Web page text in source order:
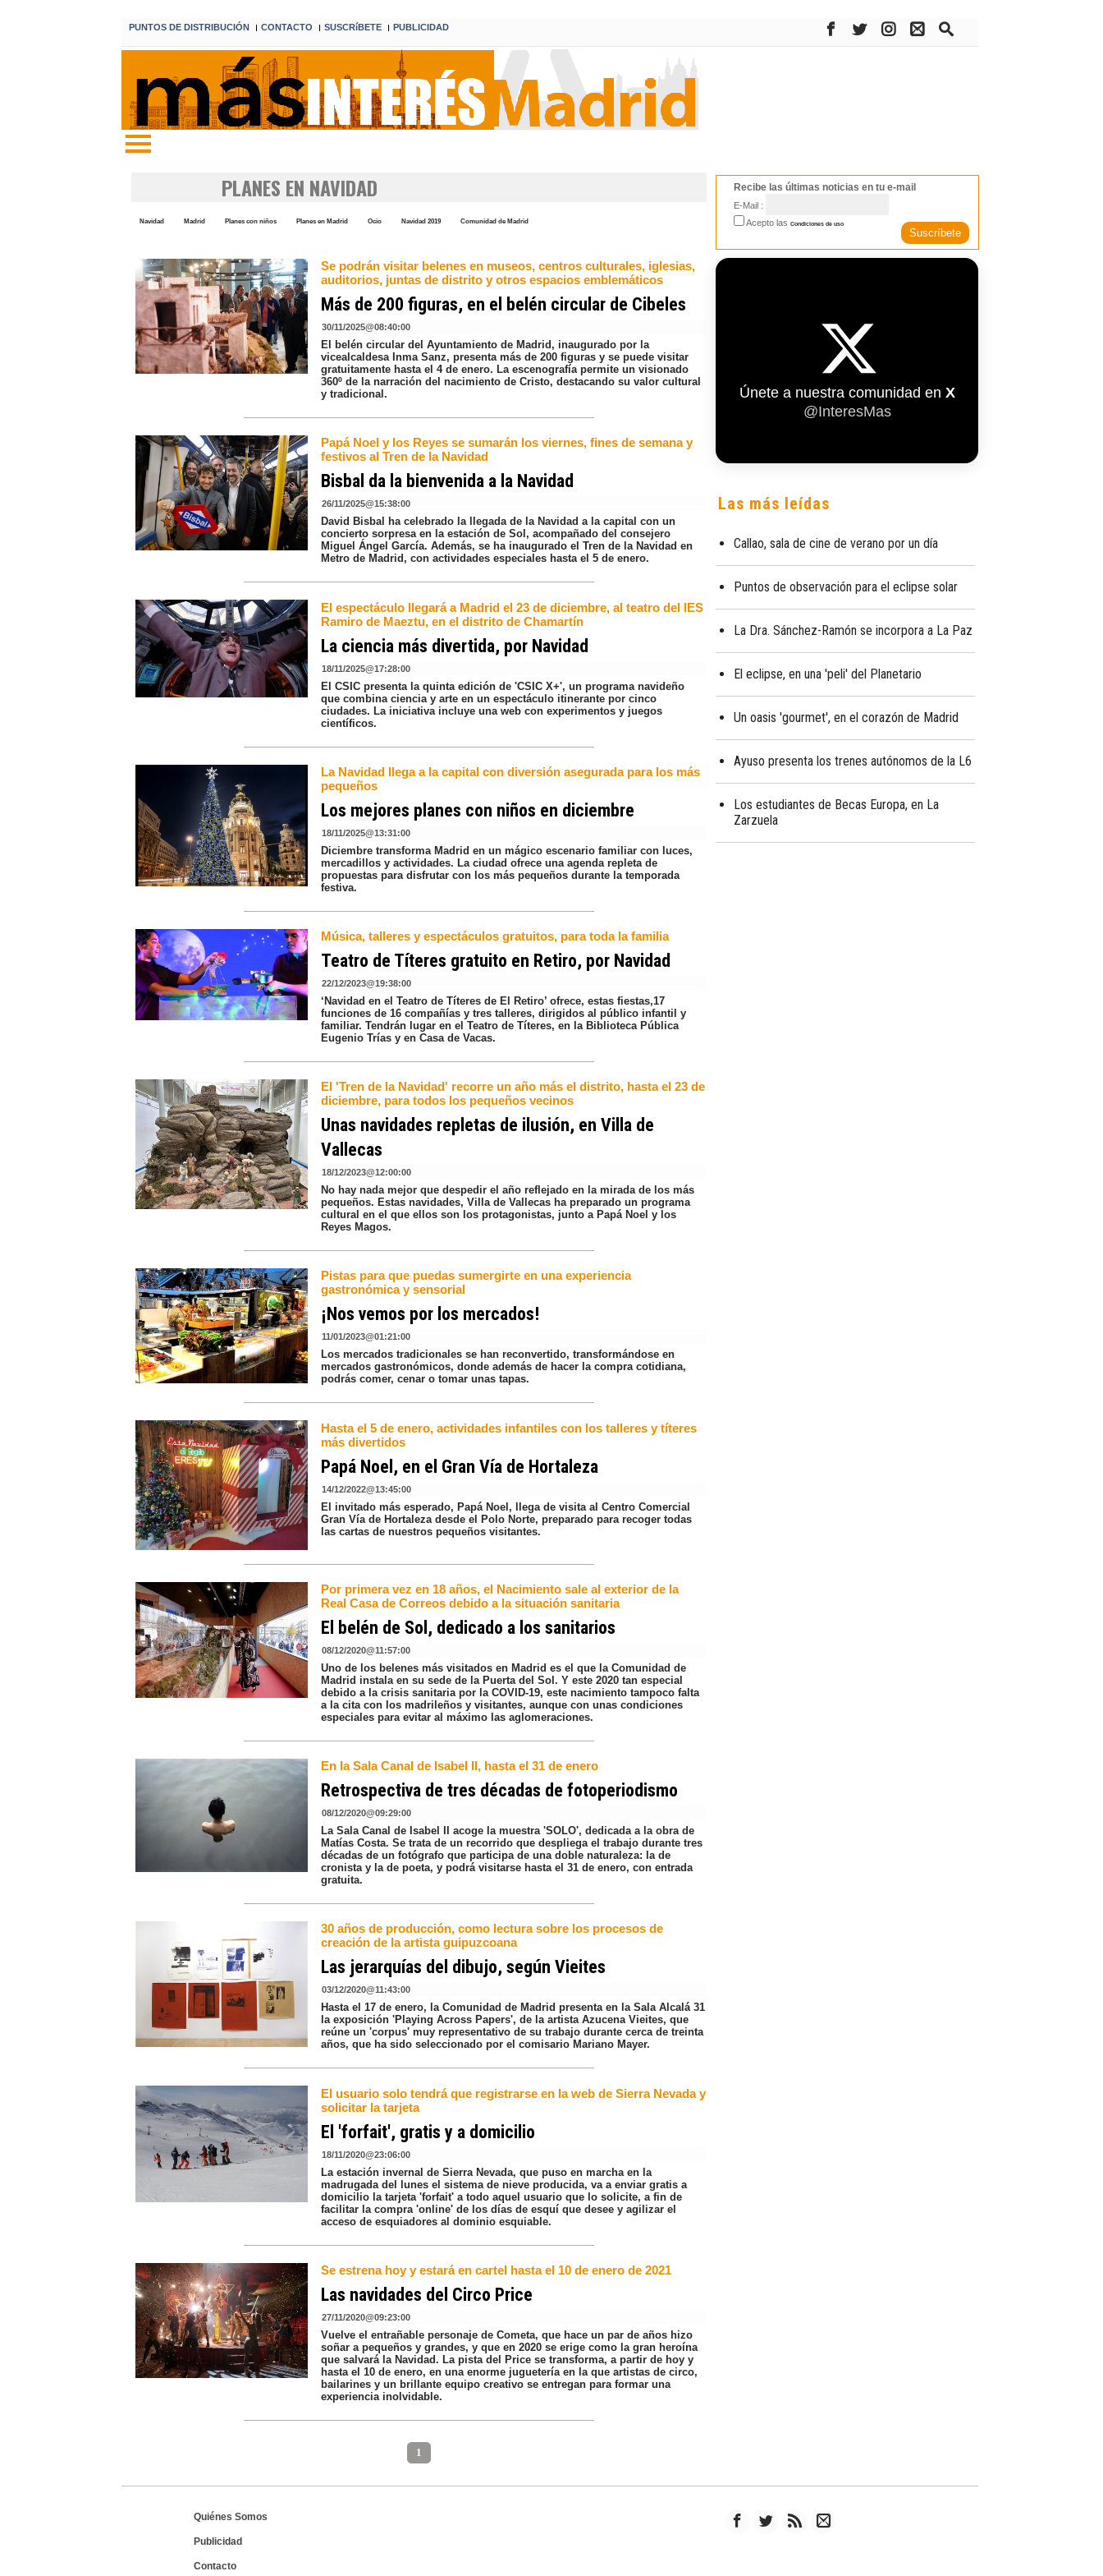
PUNTOS DE DISTRIBUCIÓN I CONTACTO I SUSCRíBETE I PUBLICIDAD
PLANES EN NAVIDAD
Navidad Madrid Planes con niños Planes en Madrid Ocio Navidad 2019 Comunidad de Madrid
Se podrán visitar belenes en museos, centros culturales, iglesias,
auditorios, juntas de distrito y otros espacios emblemáticos
Más de 200 figuras, en el belén circular de Cibeles
30/11/2025@08:40:00
El belén circular del Ayuntamiento de Madrid, inaugurado por la
vicealcaldesa Inma Sanz, presenta más de 200 figuras y se puede visitar
gratuitamente hasta el 4 de enero. La escenografía permite un visionado
360º de la narración del nacimiento de Cristo, destacando su valor cultural
y tradicional.
Papá Noel y los Reyes se sumarán los viernes, fines de semana y
festivos al Tren de la Navidad
Bisbal da la bienvenida a la Navidad
26/11/2025@15:38:00
David Bisbal ha celebrado la llegada de la Navidad a la capital con un
concierto sorpresa en la estación de Sol, acompañado del consejero
Miguel Ángel García. Además, se ha inaugurado el Tren de la Navidad en
Metro de Madrid, con actividades especiales hasta el 5 de enero.
El espectáculo llegará a Madrid el 23 de diciembre, al teatro del IES
Ramiro de Maeztu, en el distrito de Chamartín
La ciencia más divertida, por Navidad
18/11/2025@17:28:00
El CSIC presenta la quinta edición de 'CSIC X+', un programa navideño
que combina ciencia y arte en un espectáculo itinerante por cinco
ciudades. La iniciativa incluye una web con experimentos y juegos
científicos.
La Navidad llega a la capital con diversión asegurada para los más
pequeños
Los mejores planes con niños en diciembre
18/11/2025@13:31:00
Diciembre transforma Madrid en un mágico escenario familiar con luces,
mercadillos y actividades. La ciudad ofrece una agenda repleta de
propuestas para disfrutar con los más pequeños durante la temporada
festiva.
Música, talleres y espectáculos gratuitos, para toda la familia
Teatro de Títeres gratuito en Retiro, por Navidad
22/12/2023@19:38:00
‘Navidad en el Teatro de Títeres de El Retiro’ ofrece, estas fiestas,17
funciones de 16 compañías y tres talleres, dirigidos al público infantil y
familiar. Tendrán lugar en el Teatro de Títeres, en la Biblioteca Pública
Eugenio Trías y en Casa de Vacas.
El 'Tren de la Navidad' recorre un año más el distrito, hasta el 23 de
diciembre, para todos los pequeños vecinos
Unas navidades repletas de ilusión, en Villa de
Vallecas
18/12/2023@12:00:00
No hay nada mejor que despedir el año reflejado en la mirada de los más
pequeños. Estas navidades, Villa de Vallecas ha preparado un programa
cultural en el que ellos son los protagonistas, junto a Papá Noel y los
Reyes Magos.
Pistas para que puedas sumergirte en una experiencia
gastronómica y sensorial
¡Nos vemos por los mercados!
11/01/2023@01:21:00
Los mercados tradicionales se han reconvertido, transformándose en
mercados gastronómicos, donde además de hacer la compra cotidiana,
podrás comer, cenar o tomar unas tapas.
Hasta el 5 de enero, actividades infantiles con los talleres y títeres
más divertidos
Papá Noel, en el Gran Vía de Hortaleza
14/12/2022@13:45:00
El invitado más esperado, Papá Noel, llega de visita al Centro Comercial
Gran Vía de Hortaleza desde el Polo Norte, preparado para recoger todas
las cartas de nuestros pequeños visitantes.
Por primera vez en 18 años, el Nacimiento sale al exterior de la
Real Casa de Correos debido a la situación sanitaria
El belén de Sol, dedicado a los sanitarios
08/12/2020@11:57:00
Uno de los belenes más visitados en Madrid es el que la Comunidad de
Madrid instala en su sede de la Puerta del Sol. Y este 2020 tan especial
debido a la crisis sanitaria por la COVID-19, este nacimiento tampoco falta
a la cita con los madrileños y visitantes, aunque con unas condiciones
especiales para evitar al máximo las aglomeraciones.
En la Sala Canal de Isabel II, hasta el 31 de enero
Retrospectiva de tres décadas de fotoperiodismo
08/12/2020@09:29:00
La Sala Canal de Isabel II acoge la muestra 'SOLO', dedicada a la obra de
Matías Costa. Se trata de un recorrido que despliega el trabajo durante tres
décadas de un fotógrafo que participa de una doble naturaleza: la de
cronista y la de poeta, y podrá visitarse hasta el 31 de enero, con entrada
gratuita.
30 años de producción, como lectura sobre los procesos de
creación de la artista guipuzcoana
Las jerarquías del dibujo, según Vieites
03/12/2020@11:43:00
Hasta el 17 de enero, la Comunidad de Madrid presenta en la Sala Alcalá 31
la exposición 'Playing Across Papers', de la artista Azucena Vieites, que
reúne un 'corpus' muy representativo de su trabajo durante cerca de treinta
años, que ha sido seleccionado por el comisario Mariano Mayer.
El usuario solo tendrá que registrarse en la web de Sierra Nevada y
solicitar la tarjeta
El 'forfait', gratis y a domicilio
18/11/2020@23:06:00
La estación invernal de Sierra Nevada, que puso en marcha en la
madrugada del lunes el sistema de nieve producida, va a enviar gratis a
domicilio la tarjeta 'forfait' a todo aquel usuario que lo solicite, a fin de
facilitar la compra 'online' de los días de esquí que desee y agilizar el
acceso de esquiadores al dominio esquiable.
Se estrena hoy y estará en cartel hasta el 10 de enero de 2021
Las navidades del Circo Price
27/11/2020@09:23:00
Vuelve el entrañable personaje de Cometa, que hace un par de años hizo
soñar a pequeños y grandes, y que en 2020 se erige como la gran heroína
que salvará la Navidad. La pista del Price se transforma, a partir de hoy y
hasta el 10 de enero, en una enorme juguetería en la que artistas de circo,
bailarines y un brillante equipo creativo se entregan para formar una
experiencia inolvidable.
1
Recibe las últimas noticias en tu e-mail
E-Mail :
Acepto las Condiciones de uso
Únete a nuestra comunidad en X
@InteresMas
Las más leídas
Callao, sala de cine de verano por un día
Puntos de observación para el eclipse solar
La Dra. Sánchez-Ramón se incorpora a La Paz
El eclipse, en una 'peli' del Planetario
Un oasis 'gourmet', en el corazón de Madrid
Ayuso presenta los trenes autónomos de la L6
Los estudiantes de Becas Europa, en La
Zarzuela
Quiénes Somos
Publicidad
Contacto